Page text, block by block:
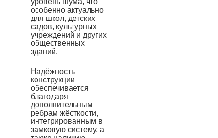
уровень шума, что
особенно актуально
для школ, детских
садов, культурных
учреждений и других
общественных
зданий.
Надёжность
конструкции
обеспечивается
благодаря
дополнительным
ребрам жёсткости,
интегрированным в
замковую систему, а